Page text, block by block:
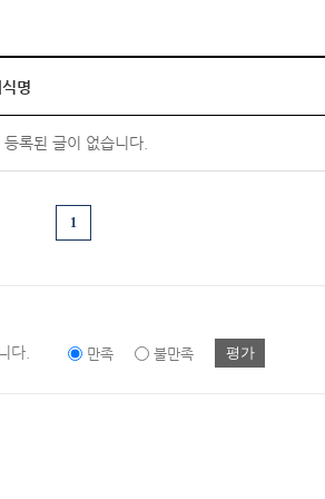
명
등록된 글이 없습니다.
1
다. 만족 불만족 평가